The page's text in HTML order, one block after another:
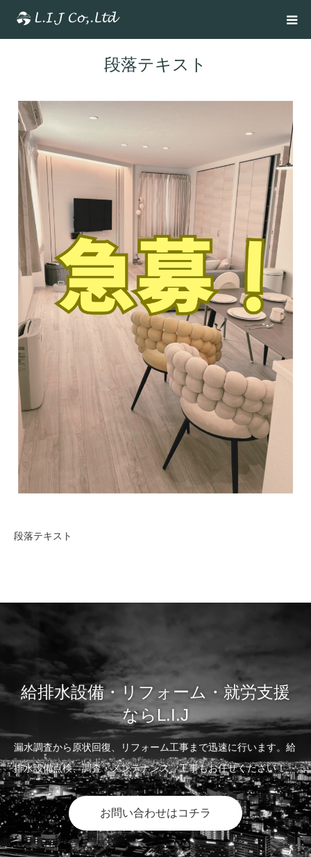
段落テキスト
段落テキスト
給排水設備・リフォーム・就労支援
ならL.I.J
漏水調査から原状回復、リフォーム工事まで迅速に行います。給
排水設備点検、調査・メンテナンス、工事もお任せください！
お問い合わせはコチラ